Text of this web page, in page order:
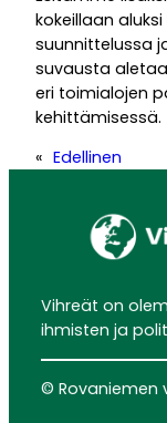
kokeillaan
suunnittelussa
suvausta
eri toimialojen
kehittämisessä.
« Edellinen
Vihreät on
ihmisten ja
© Rovaniemen